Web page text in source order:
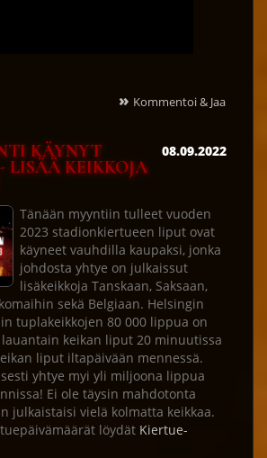
» Kommentoi & Jaa
KÄYNYT
LISÄÄ KEIKKOJA
08.09.2022
Tänään myyntiin tulleet vuoden
2023 stadionkiertueen liput ovat
käyneet vauhdilla kaupaksi, jonka
johdosta yhtye on julkaissut
lisäkeikkoja Tanskaan, Saksaan,
sekä Belgiaan. Helsingin
tuplakeikkojen 80 000 lippua on
keikan liput 20 minuutissa
liput iltapäivään mennessä.
yhtye myi yli miljoona lippua
Ei ole täysin mahdotonta
julkaistaisi vielä kolmatta keikkaa.
löydät Kiertue-